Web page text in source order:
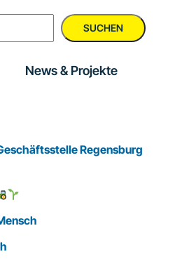
SUCHEN
News & Projekte
Regensburg